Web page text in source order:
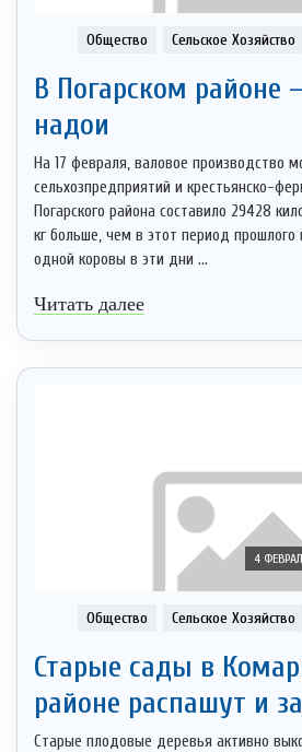
Общество Сельское Хозяйство
В Погарском районе
надои
На 17 февраля, валовое производство
сельхозпредприятий и крестьянско-
Погарского района составило 29428
кг больше, чем в этот период
одной коровы в эти дни ...
Читать далее
4
Общество Сельское Хозяйство
Старые сады в
районе распашут и
Старые плодовые деревья активно